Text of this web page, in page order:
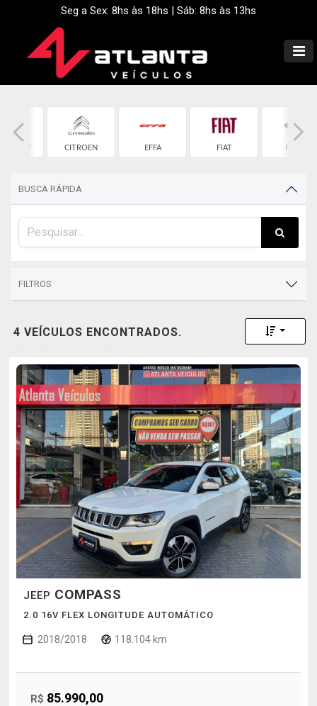
Seg a Sex: 8hs às 18hs | Sáb: 8hs às 13hs
CITROEN EFFA FIAT FORD
BUSCA RÁPIDA
FILTROS
4 VEÍCULOS ENCONTRADOS. Toggle
JEEP COMPASS
2.0 16V FLEX LONGITUDE AUTOMÁTICO
2018/2018 118.104 km
R$ 85.990,00